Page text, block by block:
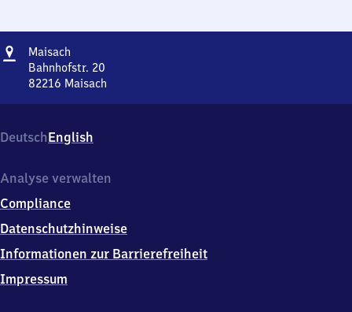
Adresse
Maisach
Bahnhofstr. 20
82216 Maisach
20,
8
2
6
Maisach
DeutschEnglish
Analyse verwalten
Compliance
Datenschutzhinweise
Informationen zur Barrierefreiheit
Impressum